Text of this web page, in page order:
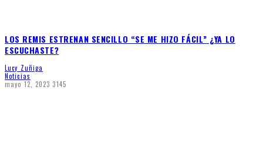
LOS REMIS ESTRENAN SENCILLO “SE ME HIZO FÁCIL” ¿YA LO
ESCUCHASTE?
Lucy Zuñiga
Noticias
mayo 12, 2023 3145